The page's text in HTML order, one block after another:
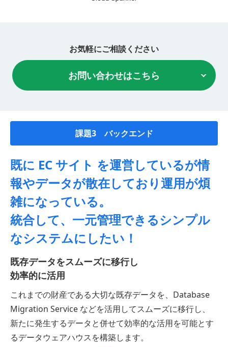
お気軽にご相談ください
お問い合わせはこちら
課題3 バックエンド
既に EC サイト を運営しているが情
報やデータが散在しており運用が煩
雑になっている。
統合して、一元管理できるシンプル
なシステムにしたい！
既存データをスムーズに移行し
効率的に活用
これまでの財産である大切な既存データを、Database
Migration Service などを活用してスムーズに移行し、
新たに発生するデータと併せて効率的な活用を可能とす
るデータウェアハウスを構築します。